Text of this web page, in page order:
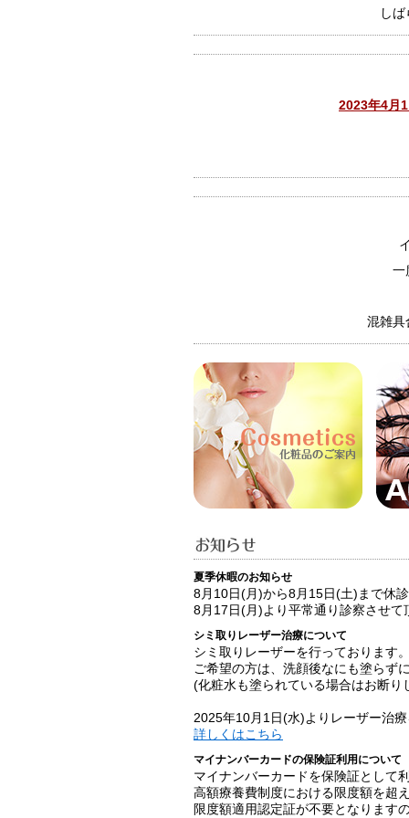
し
2023年4月
一
混雑具
夏季休暇のお知らせ
8月10日(月)から8月15日(土)まで休
8月17日(月)より平常通り診察させて
シミ取りレーザー治療について
シミ取りレーザーを行っております
ご希望の方は、洗顔後なにも塗らず
(化粧水も塗られている場合はお断り
2025年10月1日(水)よりレーザー治
詳しくはこちら
マイナンバーカードの保険証利用について
マイナンバーカードを保険証として
高額療養費制度における限度額を超
限度額適用認定証が不要となります